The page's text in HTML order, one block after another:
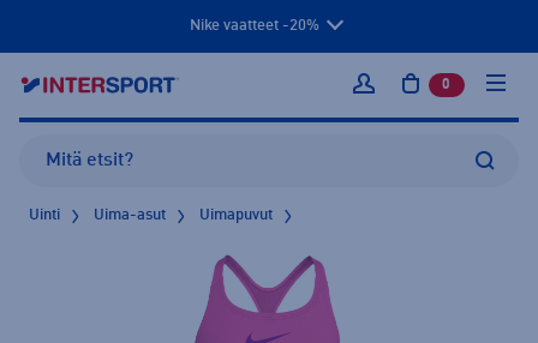
Nike vaatteet -20%
Kirjaudu sisään
0 tuotetta
Uinti Uima-asut Uimapuvut